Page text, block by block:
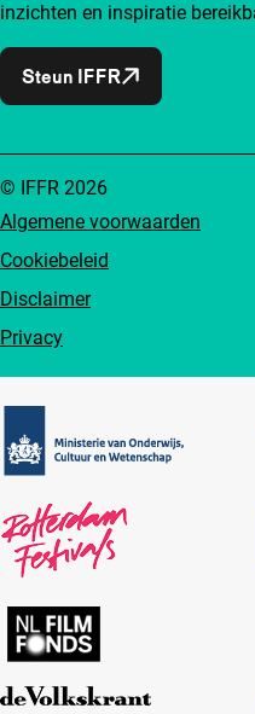
inzichten en inspiratie
Steun IFFR
Algemene voorwaarden
Cookiebeleid
Disclaimer
Privacy
© IFFR 2026